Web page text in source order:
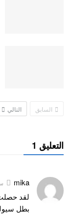
السابق التالي
التعليق 1
mika
لقد حصلت على 6 من
بطل